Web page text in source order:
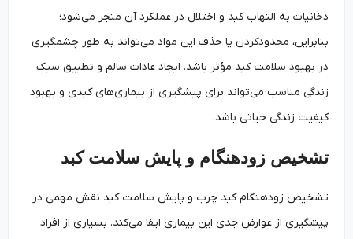
دخانیات به التهاب کبد و اختلال در عملکرد آن منجر می‌شود؛
بنابراین، محدودکردن یا حذف این مواد می‌تواند به طور چشمگیری
در بهبود سلامت کبد مؤثر باشد. ایجاد عادات سالم و تطبیق سبک
زندگی مناسب می‌تواند برای پیشگیری از بیماری‌های کبدی و بهبود
کیفیت زندگی حیاتی باشد.
تشخیص زودهنگام و پایش سلامت کبد
تشخیص زودهنگام کبد چرب و پایش سلامت کبد نقش مهمی در
پیشگیری از عوارض جدی این بیماری ایفا می‌کند. بسیاری از افراد